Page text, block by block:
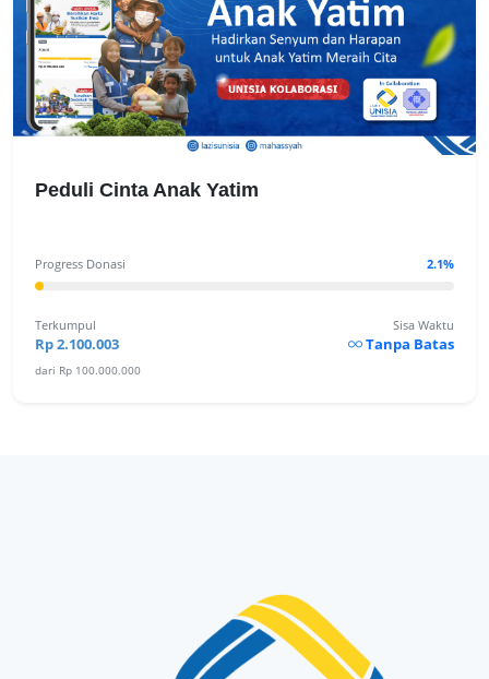
Peduli Cinta Anak Yatim
Progress Donasi 2.1%
Terkumpul
Rp 2.100.003
dari Rp 100.000.000
Sisa Waktu
Tanpa Batas